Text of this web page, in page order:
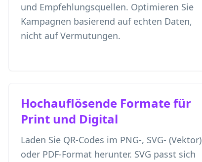
und Empfehlungsquellen. Optimieren Sie
Kampagnen basierend auf echten Daten,
nicht auf Vermutungen.
Hochauflösende Formate für
Print und Digital
Laden Sie QR-Codes im PNG-, SVG- (Vektor)
oder PDF-Format herunter. SVG passt sich